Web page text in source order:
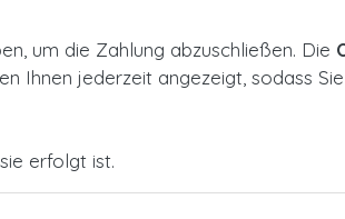
um die Zahlung abzuschließen. Die
Ihnen jederzeit angezeigt, sodass
erfolgt ist.